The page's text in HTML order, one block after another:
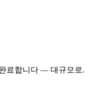
료합니다 — 대규모로.